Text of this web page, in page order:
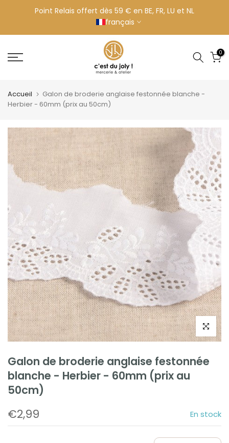
contenu
Point Relais offert dès 59 € en BE, FR, LU et NL
français
0
Accueil
Galon de broderie anglaise festonnée blanche -
Herbier - 60mm (prix au 50cm)
Cliquez
Galon de broderie anglaise festonnée
blanche - Herbier - 60mm (prix au
50cm)
€2,99 En stock